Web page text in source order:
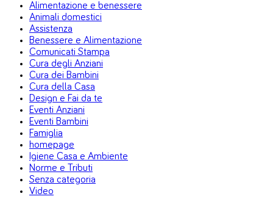
Alimentazione e benessere
Animali domestici
Assistenza
Benessere e Alimentazione
Comunicati Stampa
Cura degli Anziani
Cura dei Bambini
Cura della Casa
Design e Fai da te
Eventi Anziani
Eventi Bambini
Famiglia
homepage
Igiene Casa e Ambiente
Norme e Tributi
Senza categoria
Video